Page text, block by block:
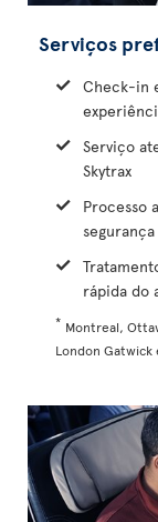
Serviços
Check-in
Serviço
Skytrax
Processo
rápida do
* Montreal,
London Gatwick